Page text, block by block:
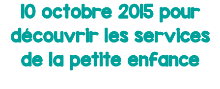
10 octobre 2015 pour
découvrir les services
de la petite enfance